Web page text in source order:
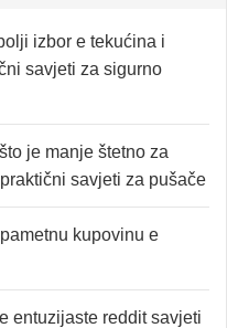
izbor e tekućina i
savjeti za sigurno
je manje štetno za
savjeti za pušače
kupovinu e
entuzijaste reddit savjeti